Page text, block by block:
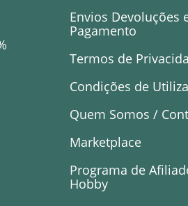
Envios Devoluções
Pagamento
Termos de
Condições de
Quem Somos /
Marketplace
Programa de
Hobby